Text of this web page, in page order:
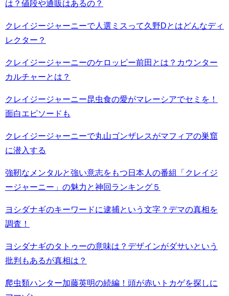
は？値段や通販はあるの？
クレイジージャーニーで人選ミスって久野Dとはどんなディ
レクター？
クレイジージャーニーのケロッピー前田とは？カウンター
カルチャーとは？
クレイジージャーニー昆虫食の愛がマレーシアでセミを！
面白エピソードも
クレイジージャーニーで丸山ゴンザレスがマフィアの巣窟
に潜入する
強靭なメンタルと強い意志をもつ日本人の番組「クレイジ
ージャーニー」の魅力と神回ランキング５
ヨシダナギのキーワードに逮捕という文字？デマの真相を
調査！
ヨシダナギのタトゥーの意味は？デザインがダサいという
批判もあるが真相は？
爬虫類ハンター加藤英明の続編！頭が赤いトカゲを探しに